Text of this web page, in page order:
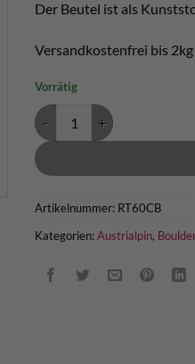
Der Beutel ist als
Versandkostenfrei bis 2kg
Vorrätig
Chalkball Austrialpin Menge
Artikelnummer: RT60CB
Kategorien:Austrialpin,